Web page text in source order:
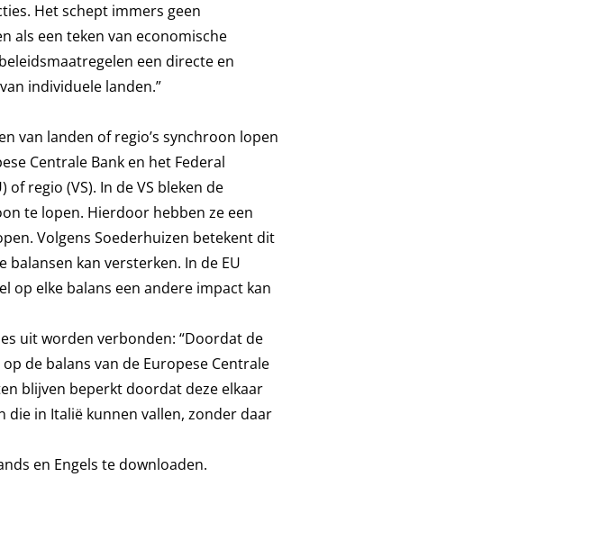
Het schept immers geen
als een teken van economische
een directe en
individuele landen.”
van landen of regio’s synchroon lopen
Centrale Bank en het Federal
regio (VS). In de VS bleken de
te lopen. Hierdoor hebben ze een
Volgens Soederhuizen betekent dit
kan versterken. In de EU
op elke balans een andere impact kan
uit worden verbonden: “Doordat de
de balans van de Europese Centrale
blijven beperkt doordat deze elkaar
die in Italië kunnen vallen, zonder daar
en Engels te downloaden.